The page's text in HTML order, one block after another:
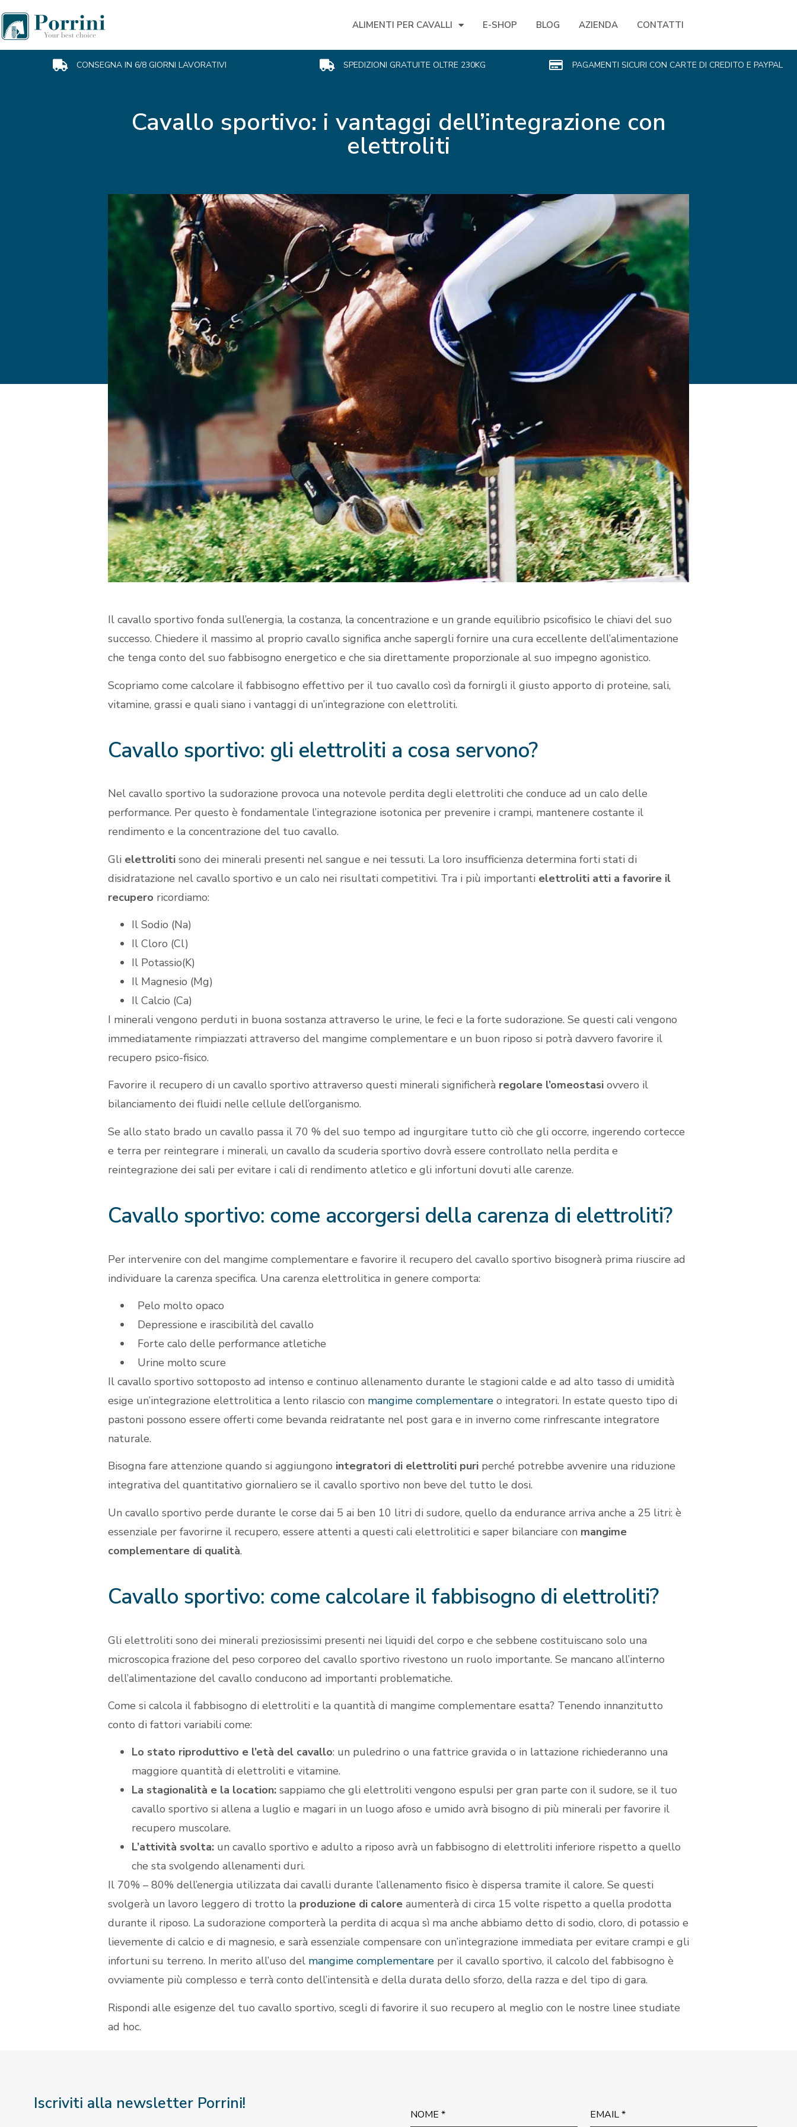
ALIMENTI PER CAVALLI E-SHOP BLOG AZIENDA CONTATTI
CONSEGNA IN 6/8 GIORNI LAVORATIVI SPEDIZIONI GRATUITE OLTRE 230KG PAGAMENTI SICURI CON CARTE DI CREDITO E PAYPAL
Cavallo sportivo: i vantaggi dell’integrazione con
elettroliti
Il cavallo sportivo fonda sull’energia, la costanza, la concentrazione e un grande equilibrio psicofisico le chiavi del suo
successo. Chiedere il massimo al proprio cavallo significa anche sapergli fornire una cura eccellente dell’alimentazione
che tenga conto del suo fabbisogno energetico e che sia direttamente proporzionale al suo impegno agonistico.
Scopriamo come calcolare il fabbisogno effettivo per il tuo cavallo così da fornirgli il giusto apporto di proteine, sali,
vitamine, grassi e quali siano i vantaggi di un’integrazione con elettroliti.
Cavallo sportivo: gli elettroliti a cosa servono?
Nel cavallo sportivo la sudorazione provoca una notevole perdita degli elettroliti che conduce ad un calo delle
performance. Per questo è fondamentale l’integrazione isotonica per prevenire i crampi, mantenere costante il
rendimento e la concentrazione del tuo cavallo.
Gli elettroliti sono dei minerali presenti nel sangue e nei tessuti. La loro insufficienza determina forti stati di
disidratazione nel cavallo sportivo e un calo nei risultati competitivi. Tra i più importanti elettroliti atti a favorire il
recupero ricordiamo:
Il Sodio (Na)
Il Cloro (Cl)
Il Potassio(K)
Il Magnesio (Mg)
Il Calcio (Ca)
I minerali vengono perduti in buona sostanza attraverso le urine, le feci e la forte sudorazione. Se questi cali vengono
immediatamente rimpiazzati attraverso del mangime complementare e un buon riposo si potrà davvero favorire il
recupero psico-fisico.
Favorire il recupero di un cavallo sportivo attraverso questi minerali significherà regolare l’omeostasi ovvero il
bilanciamento dei fluidi nelle cellule dell’organismo.
Se allo stato brado un cavallo passa il 70 % del suo tempo ad ingurgitare tutto ciò che gli occorre, ingerendo cortecce
e terra per reintegrare i minerali, un cavallo da scuderia sportivo dovrà essere controllato nella perdita e
reintegrazione dei sali per evitare i cali di rendimento atletico e gli infortuni dovuti alle carenze.
Cavallo sportivo: come accorgersi della carenza di elettroliti?
Per intervenire con del mangime complementare e favorire il recupero del cavallo sportivo bisognerà prima riuscire ad
individuare la carenza specifica. Una carenza elettrolitica in genere comporta:
Pelo molto opaco
Depressione e irascibilità del cavallo
Forte calo delle performance atletiche
Urine molto scure
Il cavallo sportivo sottoposto ad intenso e continuo allenamento durante le stagioni calde e ad alto tasso di umidità
esige un’integrazione elettrolitica a lento rilascio con mangime complementare o integratori. In estate questo tipo di
pastoni possono essere offerti come bevanda reidratante nel post gara e in inverno come rinfrescante integratore
naturale.
Bisogna fare attenzione quando si aggiungono integratori di elettroliti puri perché potrebbe avvenire una riduzione
integrativa del quantitativo giornaliero se il cavallo sportivo non beve del tutto le dosi.
Un cavallo sportivo perde durante le corse dai 5 ai ben 10 litri di sudore, quello da endurance arriva anche a 25 litri: è
essenziale per favorirne il recupero, essere attenti a questi cali elettrolitici e saper bilanciare con mangime
complementare di qualità.
Cavallo sportivo: come calcolare il fabbisogno di elettroliti?
Gli elettroliti sono dei minerali preziosissimi presenti nei liquidi del corpo e che sebbene costituiscano solo una
microscopica frazione del peso corporeo del cavallo sportivo rivestono un ruolo importante. Se mancano all’interno
dell’alimentazione del cavallo conducono ad importanti problematiche.
Come si calcola il fabbisogno di elettroliti e la quantità di mangime complementare esatta? Tenendo innanzitutto
conto di fattori variabili come:
Lo stato riproduttivo e l’età del cavallo: un puledrino o una fattrice gravida o in lattazione richiederanno una
maggiore quantità di elettroliti e vitamine.
La stagionalità e la location: sappiamo che gli elettroliti vengono espulsi per gran parte con il sudore, se il tuo
cavallo sportivo si allena a luglio e magari in un luogo afoso e umido avrà bisogno di più minerali per favorire il
recupero muscolare.
L’attività svolta: un cavallo sportivo e adulto a riposo avrà un fabbisogno di elettroliti inferiore rispetto a quello
che sta svolgendo allenamenti duri.
Il 70% – 80% dell’energia utilizzata dai cavalli durante l’allenamento fisico è dispersa tramite il calore. Se questi
svolgerà un lavoro leggero di trotto la produzione di calore aumenterà di circa 15 volte rispetto a quella prodotta
durante il riposo. La sudorazione comporterà la perdita di acqua sì ma anche abbiamo detto di sodio, cloro, di potassio e
lievemente di calcio e di magnesio, e sarà essenziale compensare con un’integrazione immediata per evitare crampi e gli
infortuni su terreno. In merito all’uso del mangime complementare per il cavallo sportivo, il calcolo del fabbisogno è
ovviamente più complesso e terrà conto dell’intensità e della durata dello sforzo, della razza e del tipo di gara.
Rispondi alle esigenze del tuo cavallo sportivo, scegli di favorire il suo recupero al meglio con le nostre linee studiate
ad hoc.
Iscriviti alla newsletter Porrini!